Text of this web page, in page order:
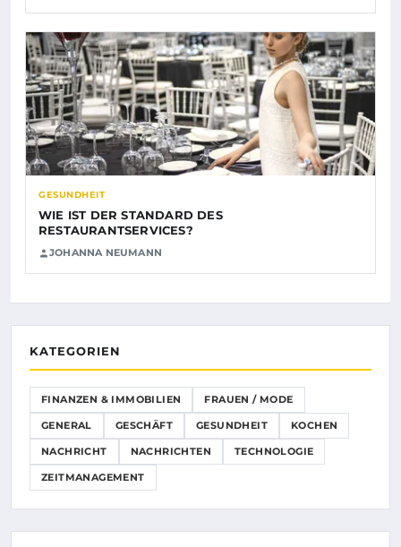
GESUNDHEIT
WIE IST DER STANDARD DES
RESTAURANTSERVICES?
JOHANNA NEUMANN
KATEGORIEN
FINANZEN & IMMOBILIEN FRAUEN / MODE
GENERAL GESCHÄFT GESUNDHEIT KOCHEN
NACHRICHT NACHRICHTEN TECHNOLOGIE
ZEITMANAGEMENT